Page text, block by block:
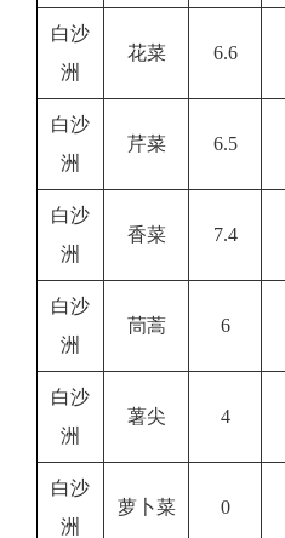
白沙
洲
花菜 6.6
白沙
洲
芹菜 6.5
白沙
洲
香菜 7.4
白沙
洲
茼蒿 6
白沙
洲
薯尖 4
白沙
洲
萝卜菜 0